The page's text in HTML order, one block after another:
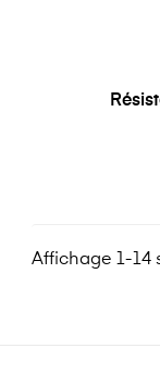
Affichage 1-14